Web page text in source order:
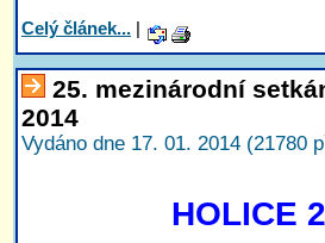
Celý článek... |
25. mezinárodní
2014
Vydáno dne 17. 01. 2014 (21780
HOLICE